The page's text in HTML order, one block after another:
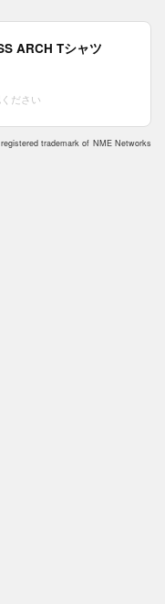
ARCH Tシャツ
ださい
trademark of NME Networks